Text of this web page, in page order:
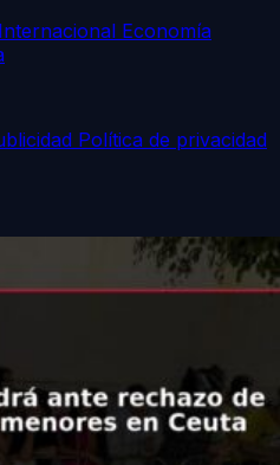
Internacional Economía
Política de privacidad